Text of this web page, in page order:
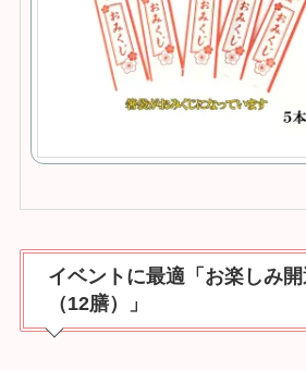
イベントに最適「お楽しみ
（12膳）」